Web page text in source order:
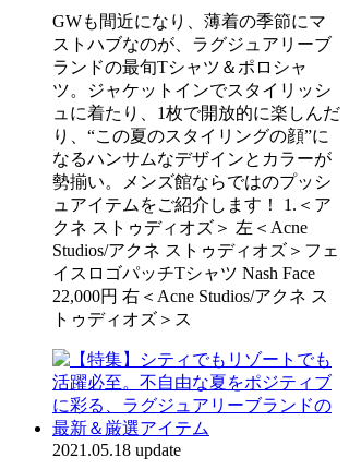
GWも間近になり、薄着の季節にマ
ストハブなのが、ラグジュアリーブ
ランドの最旬Tシャツ＆ポロシャ
ツ。ジャケットインでスタイリッシ
ュに着たり、1枚で開放的に楽しんだ
り、“この夏のスタイリングの顔”に
なるハンサムなデザインとカラーが
勢揃い。メンズ館ならではのプッシ
ュアイテムをご紹介します！ 1.＜ア
クネ ストゥディオズ＞ 左＜Acne
Studios/アクネ ストゥディオズ＞フェ
イスロゴパッチTシャツ Nash Face
22,000円 右＜Acne Studios/アクネ ス
トゥディオズ＞ス
2021.05.18 update